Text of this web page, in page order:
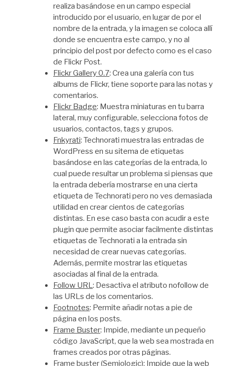
realiza basándose en un campo especial
introducido por el usuario, en lugar de por el
nombre de la entrada, y la imagen se coloca allí
donde se encuentra este campo, y no al
principio del post por defecto como es el caso
de Flickr Post.
Flickr Gallery 0.7: Crea una galería con tus
albums de Flickr, tiene soporte para las notas y
comentarios.
Flickr Badge: Muestra miniaturas en tu barra
lateral, muy configurable, selecciona fotos de
usuarios, contactos, tags y grupos.
Fnkyrati: Technorati muestra las entradas de
WordPress en su sitema de etiquetas
basándose en las categorías de la entrada, lo
cual puede resultar un problema si piensas que
la entrada debería mostrarse en una cierta
etiqueta de Technorati pero no ves demasiada
utilidad en crear cientos de categorías
distintas. En ese caso basta con acudir a este
plugin que permite asociar facilmente distintas
etiquetas de Technorati a la entrada sin
necesidad de crear nuevas categorías.
Además, permite mostrar las etiquetas
asociadas al final de la entrada.
Follow URL: Desactiva el atributo nofollow de
las URLs de los comentarios.
Footnotes: Permite añadir notas a pie de
página en los posts.
Frame Buster: Impide, mediante un pequeño
código JavaScript, que la web sea mostrada en
frames creados por otras páginas.
Frame buster (Semiologic): Impide que la web